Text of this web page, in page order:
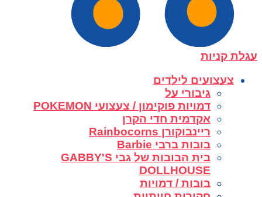
עגלת קניות
צעצועים לילדים
גיבורי על
דמויות פוקימון / צעצועי POKEMON
אקדמית חדי הקרן
ריינבוקורן Rainbocorns
בובות ברבי Barbie
בית הבובות של גבי GABBY'S
DOLLHOUSE
בובות / דמויות